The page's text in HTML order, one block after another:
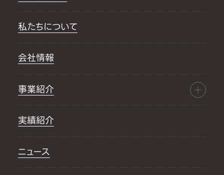
私たちについて
会社情報
事業紹介
実績紹介
ニュース